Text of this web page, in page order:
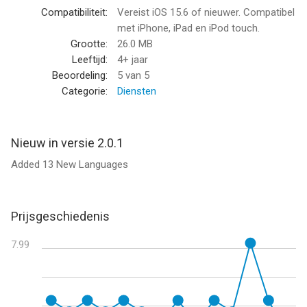
Quickly rename, delete, or share your exported files whenever
Create reliable contact backups with VCF files.
support@dropouts.in
Free Usage Access :
> You can export unlimited contacts in Any Format unlimited
times. This app can export 50,000+ contacts in matter of
Compatibiliteit:
Vereist iOS 15.6 of nieuwer. Compatibel
met iPhone, iPad en iPod touch.
Grootte:
26.0 MB
Leeftijd:
4+ jaar
Beoordeling:
5 van 5
Categorie:
Diensten
Nieuw in versie 2.0.1
Added 13 New Languages
Prijsgeschiedenis
7.99